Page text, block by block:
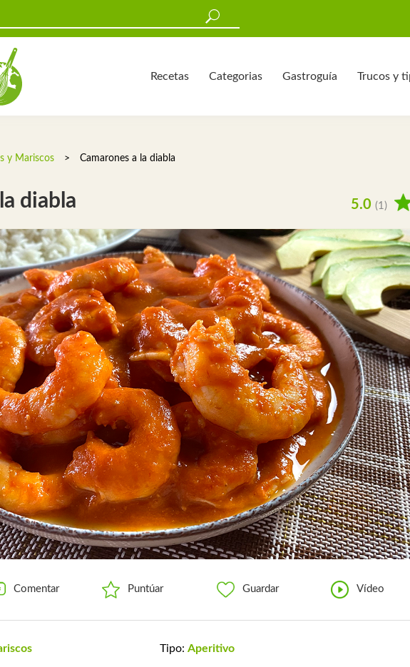
Recetas Categorias Gastroguía Trucos y
y Mariscos > Camarones a la diabla
diabla 5.0 (1)
Comentar Puntúar Guardar Vídeo
Tipo: Aperitivo